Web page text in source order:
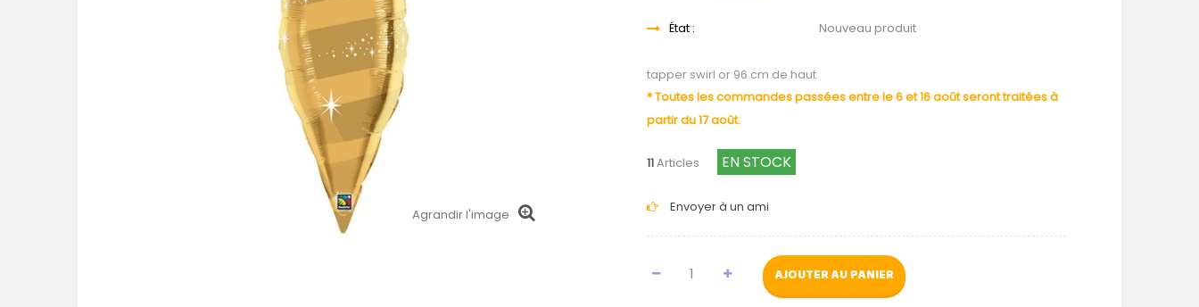
Agrandir l'image
État : Nouveau produit
tapper swirl or 96 cm de haut
* Toutes les commandes passées entre le 6 et 16 août seront traitées à
partir du 17 août.
11Articles EN STOCK
Envoyer à un ami
AJOUTER AU PANIER